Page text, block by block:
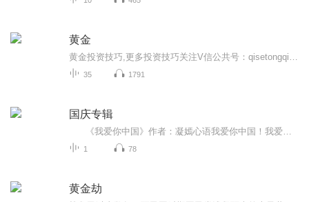
黄金
35 1791
国庆专辑
1 78
黄金劫